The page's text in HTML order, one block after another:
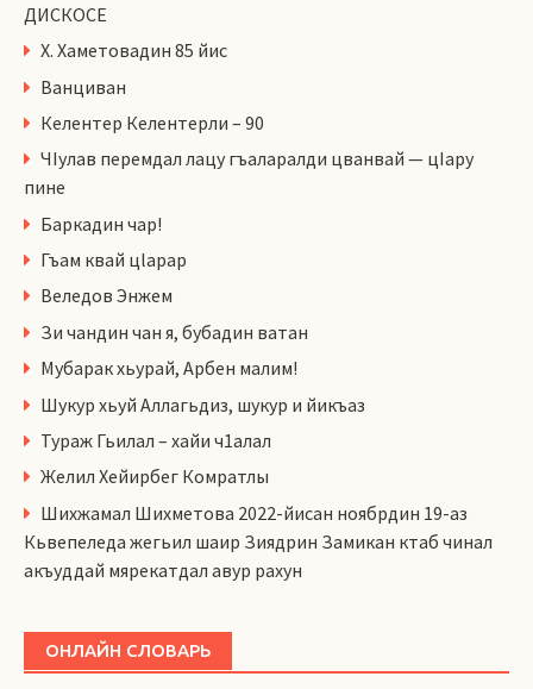
ДИСКОСЕ
Х. Хаметовадин 85 йис
Ванциван
Келентер Келентерли – 90
ЧIулав перемдал лацу гъаларалди цванвай — цIару
пине
Баркадин чар!
Гъам квай цlарар
Веледов Энжем
Зи чандин чан я, бубадин ватан
Мубарак хьурай, Арбен малим!
Шукур хьуй Аллагьдиз, шукур и йикъаз
Тураж Гьилал – хайи ч1алал
Желил Хейирбег Комратлы
Шихжамал Шихметова 2022-йисан ноябрдин 19-аз
Кьвепеледа жегьил шаир Зиядрин Замикан ктаб чинал
акъуддай мярекатдал авур рахун
ОНЛАЙН СЛОВАРЬ